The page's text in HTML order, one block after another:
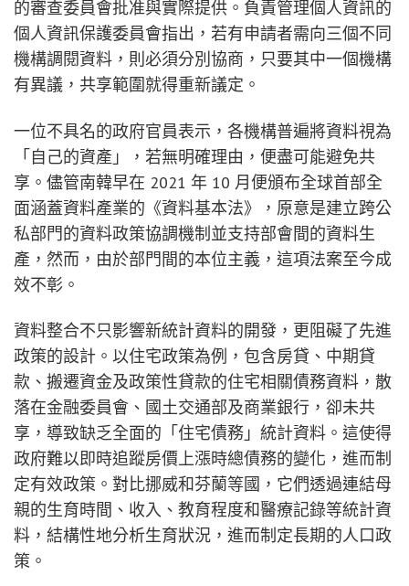
的審查委員會批准與實際提供。負責管理個人資訊的
個人資訊保護委員會指出，若有申請者需向三個不同
機構調閱資料，則必須分別協商，只要其中一個機構
有異議，共享範圍就得重新議定。
一位不具名的政府官員表示，各機構普遍將資料視為
「自己的資產」，若無明確理由，便盡可能避免共
享。儘管南韓早在 2021 年 10 月便頒布全球首部全
面涵蓋資料產業的《資料基本法》，原意是建立跨公
私部門的資料政策協調機制並支持部會間的資料生
產，然而，由於部門間的本位主義，這項法案至今成
效不彰。
資料整合不只影響新統計資料的開發，更阻礙了先進
政策的設計。以住宅政策為例，包含房貸、中期貸
款、搬遷資金及政策性貸款的住宅相關債務資料，散
落在金融委員會、國土交通部及商業銀行，卻未共
享，導致缺乏全面的「住宅債務」統計資料。這使得
政府難以即時追蹤房價上漲時總債務的變化，進而制
定有效政策。對比挪威和芬蘭等國，它們透過連結母
親的生育時間、收入、教育程度和醫療記錄等統計資
料，結構性地分析生育狀況，進而制定長期的人口政
策。